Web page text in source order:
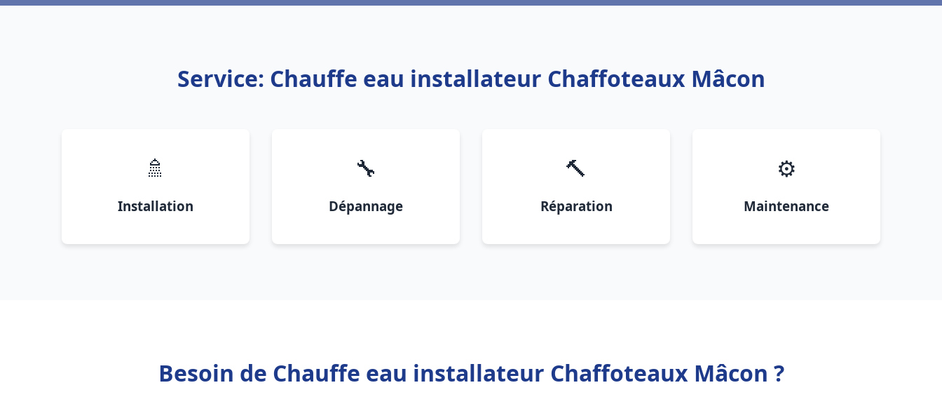
Service: Chauffe eau installateur Chaffoteaux Mâcon
🚿
Installation
🔧
Dépannage
🔨
Réparation
⚙️
Maintenance
Besoin de Chauffe eau installateur Chaffoteaux Mâcon ?